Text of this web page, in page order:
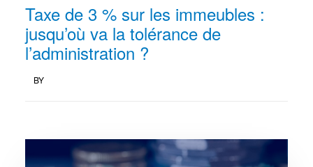
Taxe de 3 % sur les immeubles :
jusqu’où va la tolérance de
l’administration ?
BY